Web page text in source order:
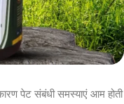
पेट संबंधी समस्याएं आम होती